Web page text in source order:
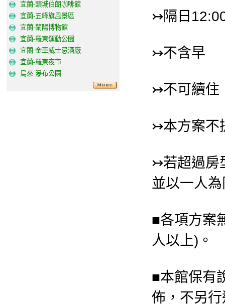
宜蘭-頭城伯朗咖啡館
宜蘭-五峰旗風景區
宜蘭-蘭陽博物館
宜蘭-羅東運動公園
宜蘭-金車威士忌酒廠
宜蘭-羅東夜市
烏來-瀑布公園
↣隔日
↣不含早
↣不可續住
↣本方案不
↣若超過房
並以一人
■各項方案
人以上)。
■本館保有
佈，不另